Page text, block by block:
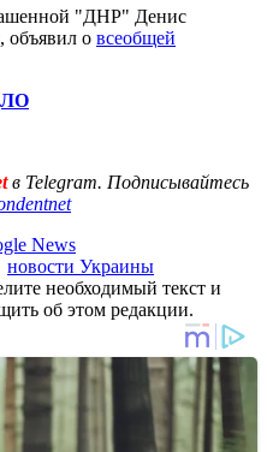
"ДНР" Денис
объявил о всеобщей
в Telegram. Подписывайтесь
News
новости Украины
необходимый текст и
об этом редакции.